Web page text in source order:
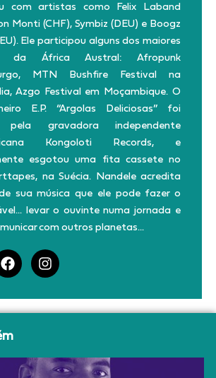
com artistas como Felix Laband
Monti (CHF), Symbiz (DEU) e Boogz
Ele participou alguns dos maiores
da África Austral: Afropunk
MTN Bushfire Festival na
Azgo Festival em Moçambique. O
E.P. “Argolas Deliciosas” foi
pela gravadora independente
Kongoloti Records, e
esgotou uma fita cassete no
na Suécia. Nandele acredita
sua música que ele pode fazer o
levar o ouvinte numa jornada e
com outros planetas…
F
a
e
b
o
k
I
n
t
a
a
m